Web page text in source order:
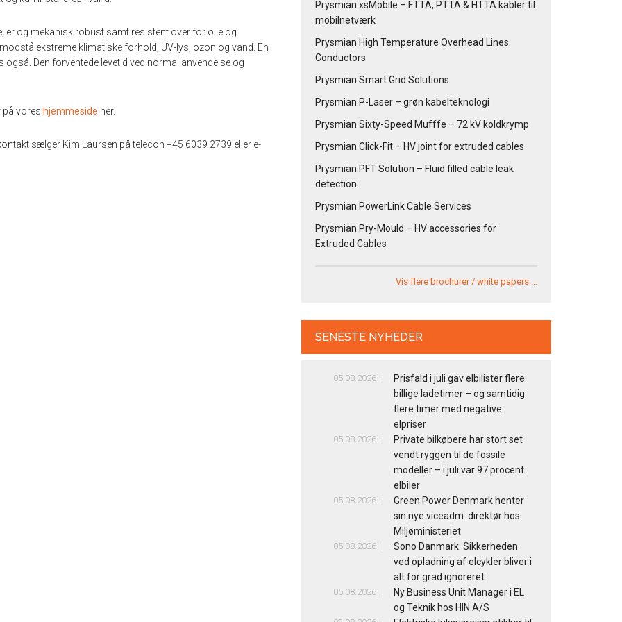
er og mekanisk robust samt resistent over for olie og
ekstreme klimatiske forhold, UV-lys, ozon og vand. En
Den forventede levetid ved normal anvendelse og
på vores hjemmeside her.
sælger Kim Laursen på telecon +45 6039 2739 eller e-
Prysmian xsMobile – FTTA, PTTA & HTTA kabler til
mobilnetværk
Prysmian High Temperature Overhead Lines
Conductors
Prysmian Smart Grid Solutions
Prysmian P-Laser – grøn kabelteknologi
Prysmian Sixty-Speed Mufffe – 72 kV koldkrymp
Prysmian Click-Fit – HV joint for extruded cables
Prysmian PFT Solution – Fluid filled cable leak
detection
Prysmian PowerLink Cable Services
Prysmian Pry-Mould – HV accessories for
Extruded Cables
Vis flere brochurer / white papers …
SENESTE NYHEDER
05.08.2026
Prisfald i juli gav elbilister flere
billige ladetimer – og samtidig
flere timer med negative
elpriser
05.08.2026
Private bilkøbere har stort set
vendt ryggen til de fossile
modeller – i juli var 97 procent
elbiler
05.08.2026
Green Power Denmark henter
sin nye viceadm. direktør hos
Miljøministeriet
05.08.2026
Sono Danmark: Sikkerheden
ved opladning af elcykler bliver i
alt for grad ignoreret
05.08.2026
Ny Business Unit Manager i EL
og Teknik hos HIN A/S